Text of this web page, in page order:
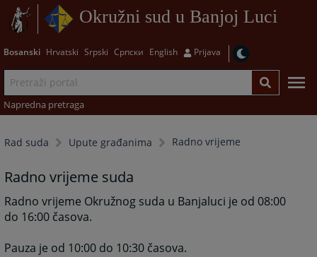
Okružni sud u Banjoj Luci
Bosanski Hrvatski Srpski Српски English Prijava
Napredna pretraga
Rad suda Upute građanima Radno vrijeme
Radno vrijeme suda
Radno vrijeme Okružnog suda u Banjaluci je od 08:00
do 16:00 časova.
Pauza je od 10:00 do 10:30 časova.